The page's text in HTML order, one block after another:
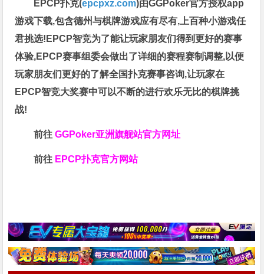
EPCP扑克(epcpxz.com)由GGPoker官方授权app
游戏下载,包含德州与棋牌游戏应有尽有,上百种小游戏任
君挑选!EPCP智竞为了能让玩家朋友们得到更好的赛事
体验,EPCP赛事组委会做出了详细的赛程赛制调整,以便
玩家朋友们更好的了解全国扑克赛事咨询,让玩家在
EPCP智竞大奖赛中可以不断的进行欢乐无比的棋牌挑
战!
前往GGPoker亚洲旗舰站官方网址
前往 EPCP扑克官方网站